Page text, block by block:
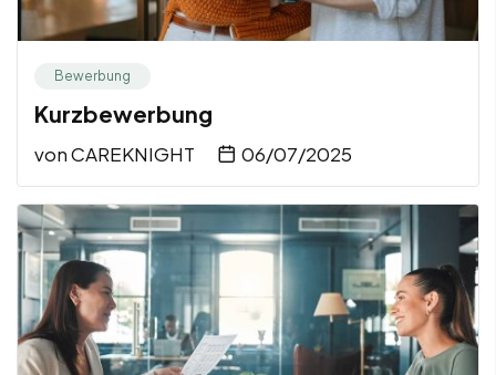
Bewerbung
Kurzbewerbung
vonCAREKNIGHT 06/07/2025